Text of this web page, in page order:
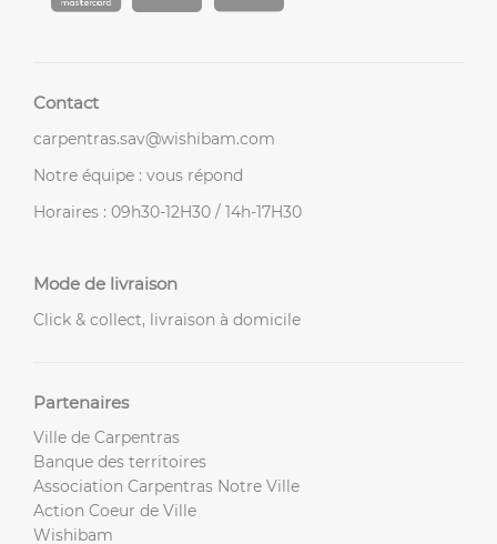
Contact
carpentras.sav@wishibam.com
Notre équipe : vous répond
Horaires : 09h30-12H30 / 14h-17H30
Mode de livraison
Click & collect, livraison à domicile
Partenaires
Ville de Carpentras
Banque des territoires
Association Carpentras Notre Ville
Action Coeur de Ville
Wishibam